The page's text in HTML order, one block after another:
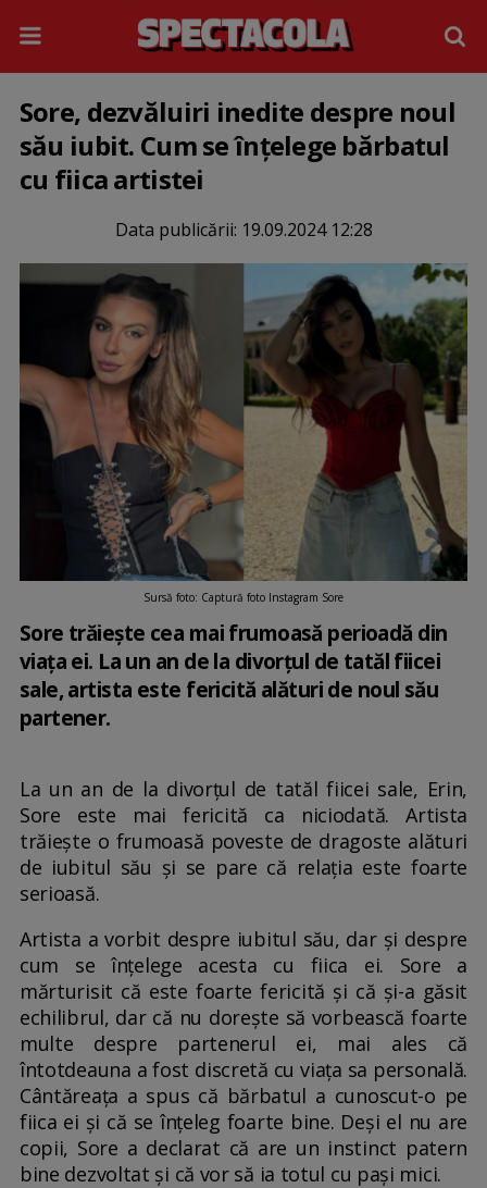
Sore, dezvăluiri inedite despre noul
său iubit. Cum se înțelege bărbatul
cu fiica artistei
Data publicării: 19.09.2024 12:28
Sursă foto: Captură foto Instagram Sore
Sore trăiește cea mai frumoasă perioadă din
viața ei. La un an de la divorțul de tatăl fiicei
sale, artista este fericită alături de noul său
partener.
La un an de la divorțul de tatăl fiicei sale, Erin,
Sore este mai fericită ca niciodată. Artista
trăiește o frumoasă poveste de dragoste alături
de iubitul său și se pare că relația este foarte
serioasă.
Artista a vorbit despre iubitul său, dar și despre
cum se înțelege acesta cu fiica ei. Sore a
mărturisit că este foarte fericită și că și-a găsit
echilibrul, dar că nu dorește să vorbească foarte
multe despre partenerul ei, mai ales că
întotdeauna a fost discretă cu viața sa personală.
Cântăreața a spus că bărbatul a cunoscut-o pe
fiica ei și că se înțeleg foarte bine. Deși el nu are
copii, Sore a declarat că are un instinct patern
bine dezvoltat și că vor să ia totul cu pași mici.